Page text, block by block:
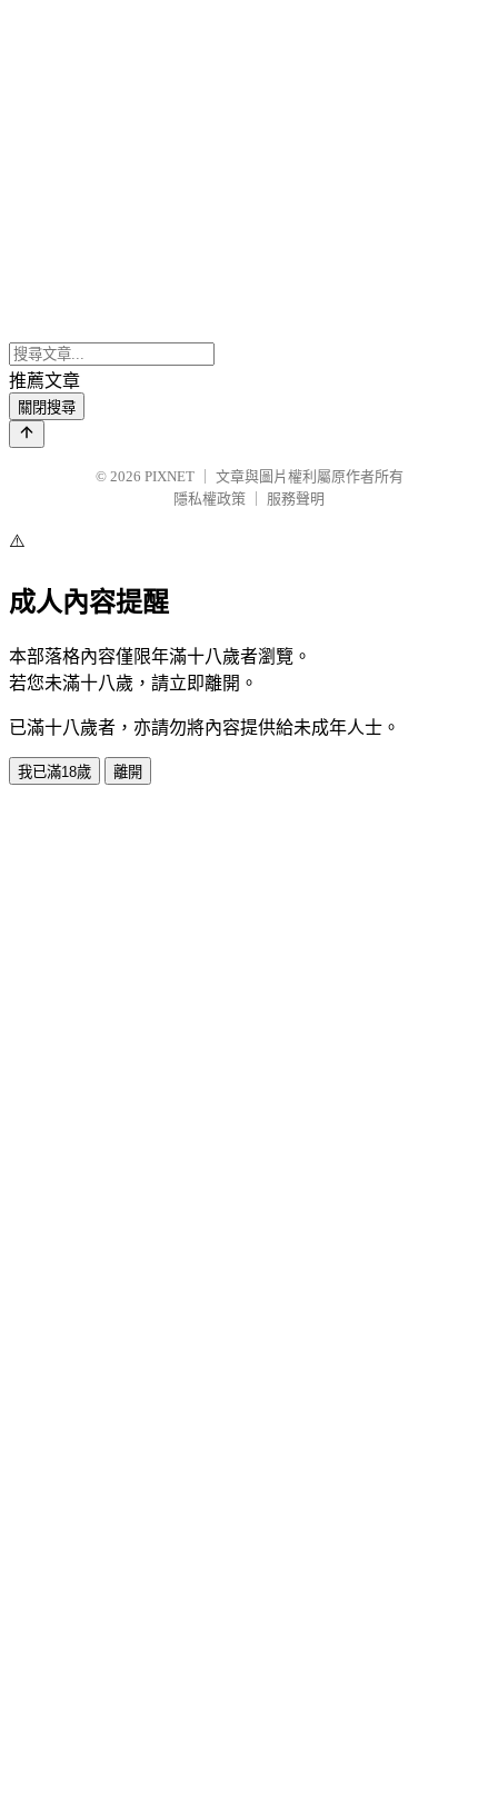
推薦文章
關閉搜尋
© 2026 PIXNET
文章與圖片權利屬原作者所有
隱私權政策
服務聲明
⚠️
成人內容提醒
本部落格內容僅限年滿十八歲者瀏覽。
若您未滿十八歲，請立即離開。
已滿十八歲者，亦請勿將內容提供給未成年人士。
我已滿18歲 離開